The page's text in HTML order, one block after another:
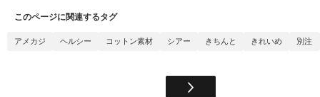
このページに関連するタグ
アメカジ ヘルシー コットン素材 シアー きちんと きれいめ 別注